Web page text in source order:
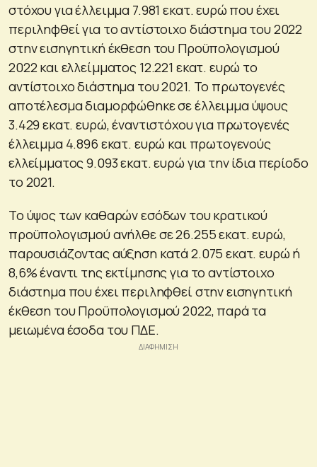
στόχου για έλλειμμα 7.981 εκατ. ευρώ που έχει
περιληφθεί για το αντίστοιχο διάστημα του 2022
στην εισηγητική έκθεση του Προϋπολογισμού
2022 και ελλείμματος 12.221 εκατ. ευρώ το
αντίστοιχο διάστημα του 2021. Το πρωτογενές
αποτέλεσμα διαμορφώθηκε σε έλλειμμα ύψους
3.429 εκατ. ευρώ, έναντιστόχου για πρωτογενές
έλλειμμα 4.896 εκατ. ευρώ και πρωτογενούς
ελλείμματος 9.093 εκατ. ευρώ για την ίδια περίοδο
το 2021.
Το ύψος των καθαρών εσόδων του κρατικού
προϋπολογισμού ανήλθε σε 26.255 εκατ. ευρώ,
παρουσιάζοντας αύξηση κατά 2.075 εκατ. ευρώ ή
8,6% έναντι της εκτίμησης για το αντίστοιχο
διάστημα που έχει περιληφθεί στην εισηγητική
έκθεση του Προϋπολογισμού 2022, παρά τα
μειωμένα έσοδα του ΠΔΕ.